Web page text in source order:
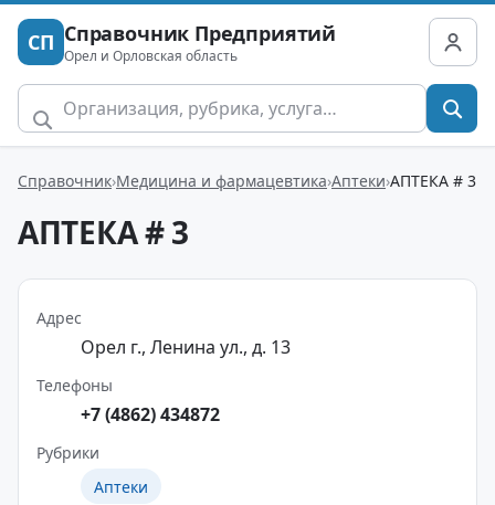
СП Справочник Предприятий
Орел и Орловская область
Справочник Медицина и фармацевтика Аптеки АПТЕКА # 3
АПТЕКА # 3
Адрес
Орел г., Ленина ул., д. 13
Телефоны
+7 (4862) 434872
Рубрики
Аптеки